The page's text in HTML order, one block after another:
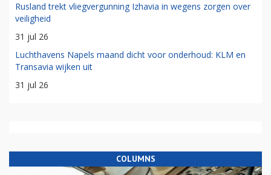
Rusland trekt vliegvergunning Izhavia in wegens zorgen over
veiligheid
31 jul 26
Luchthavens Napels maand dicht voor onderhoud: KLM en
Transavia wijken uit
31 jul 26
COLUMNS